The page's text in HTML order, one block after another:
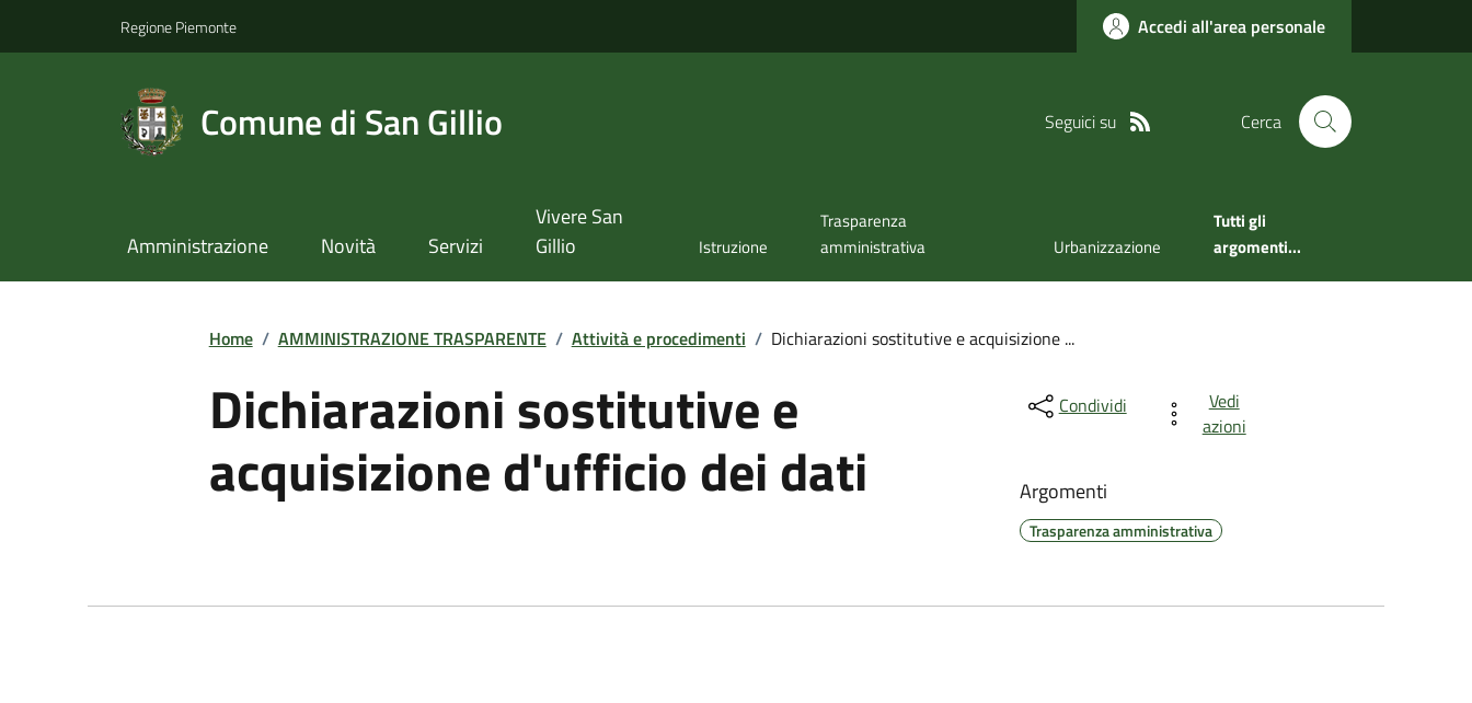
Regione Piemonte Accedi all'area personale
Comune di San Gillio Seguici su Cerca
Amministrazione Novità Servizi
Vivere San
Gillio
Istruzione
Trasparenza
amministrativa
Urbanizzazione
Tutti gli
argomenti...
Home / AMMINISTRAZIONE TRASPARENTE / Attività e procedimenti / Dichiarazioni sostitutive e acquisizione ...
Dichiarazioni sostitutive e
acquisizione d'ufficio dei dati
Condividi
Vedi
azioni
Argomenti
Trasparenza amministrativa